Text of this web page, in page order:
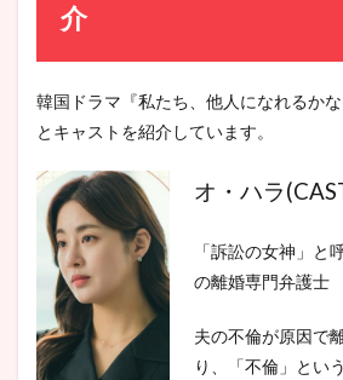
介
韓国ドラマ『私たち、他人になれるか
とキャストを紹介しています。
オ・ハラ
「訴訟の女神」と
の離婚専門弁護士
夫の不倫が原因で
り、「不倫」とい